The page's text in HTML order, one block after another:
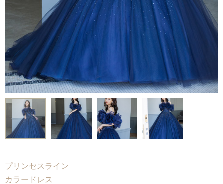
Contact
ご試着予約
ご自宅試着
お問い合わせ
プリンセスライン
カラードレス